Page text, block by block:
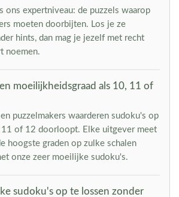
ons expertniveau: de puzzels waarop
moeten doorbijten. Los je ze
hints, dan mag je jezelf met recht
noemen.
moeilijkheidsgraad als 10, 11 of
puzzelmakers waarderen sudoku's op
11 of 12 doorloopt. Elke uitgever meet
hoogste graden op zulke schalen
onze zeer moeilijke sudoku's.
sudoku's op te lossen zonder